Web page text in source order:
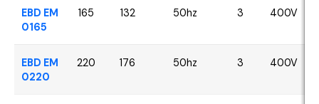
EBD EM
0165
165 132 50hz 3 400V
EBD EM
0220
220 176 50hz 3 400V